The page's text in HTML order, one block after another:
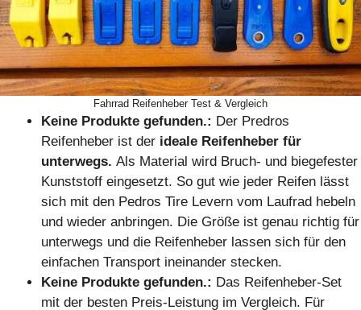
Fahrrad Reifenheber Test & Vergleich
Keine Produkte gefunden.: Der Predros
Reifenheber ist der ideale Reifenheber für
unterwegs. Als Material wird Bruch- und biegefester
Kunststoff eingesetzt. So gut wie jeder Reifen lässt
sich mit den Pedros Tire Levern vom Laufrad hebeln
und wieder anbringen. Die Größe ist genau richtig für
unterwegs und die Reifenheber lassen sich für den
einfachen Transport ineinander stecken.
Keine Produkte gefunden.: Das Reifenheber-Set
mit der besten Preis-Leistung im Vergleich. Für